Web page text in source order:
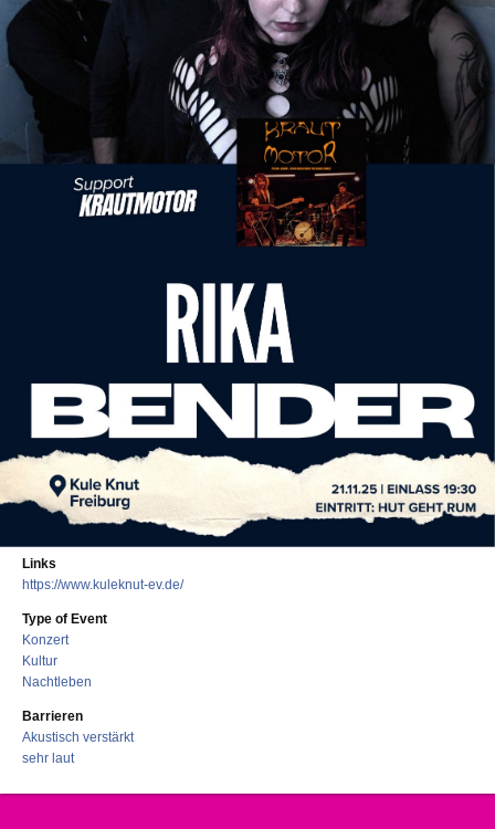
Links
https://www.kuleknut-ev.de/
Type of Event
Konzert
Kultur
Nachtleben
Barrieren
Akustisch verstärkt
sehr laut